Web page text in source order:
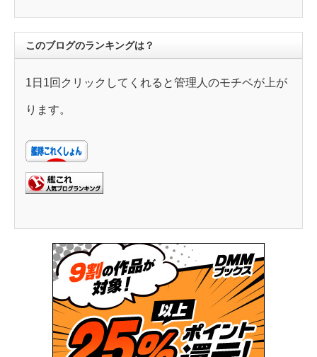
ー
このブログのランキングは？
1日1回クリックしてくれると管理人のモチベが上が
ります。